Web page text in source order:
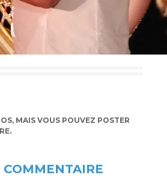
MAIS VOUS POUVEZ POSTER
.
COMMENTAIRE